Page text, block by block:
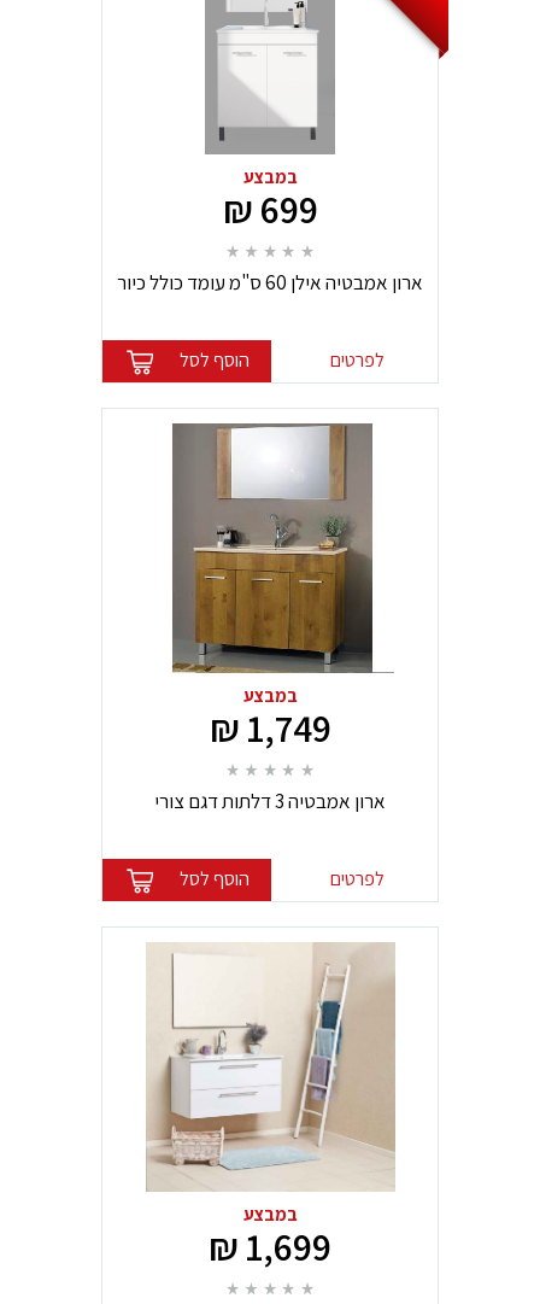
במבצע
699 ₪
ארון אמבטיה אילן 60 ס"מ עומד כולל כיור
לפרטים הוסף לסל
במבצע
1,749 ₪
ארון אמבטיה 3 דלתות דגם צורי
לפרטים הוסף לסל
במבצע
1,699 ₪